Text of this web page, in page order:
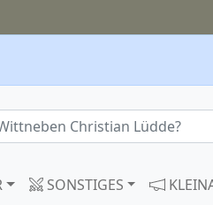
SONSTIGES